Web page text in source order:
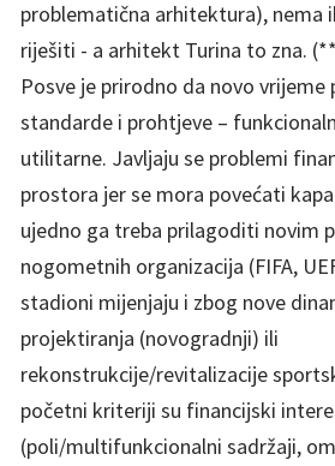
problematična arhitektura), nema
riješiti - a arhitekt Turina to zna.
Posve je prirodno da novo vrijeme
standarde i prohtjeve –
utilitarne. Javljaju se problemi
prostora jer se mora povećati
ujedno ga treba prilagoditi novim
nogometnih organizacija (FIFA,
stadioni mijenjaju i zbog nove
projektiranja (novogradnji) ili
rekonstrukcije/revitalizacije
početni kriteriji su financijski
(poli/multifunkcionalni sadržaji,